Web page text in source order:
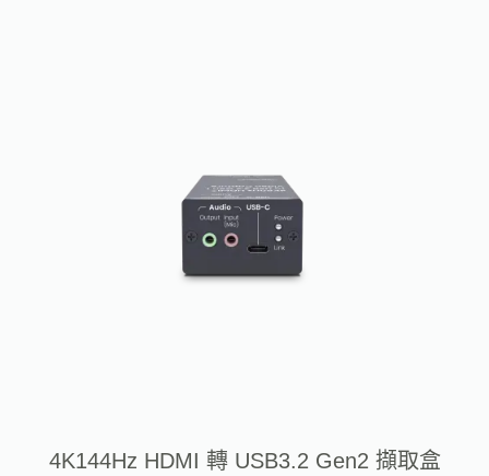
4K144Hz HDMI 轉 USB3.2 Gen2 擷取盒